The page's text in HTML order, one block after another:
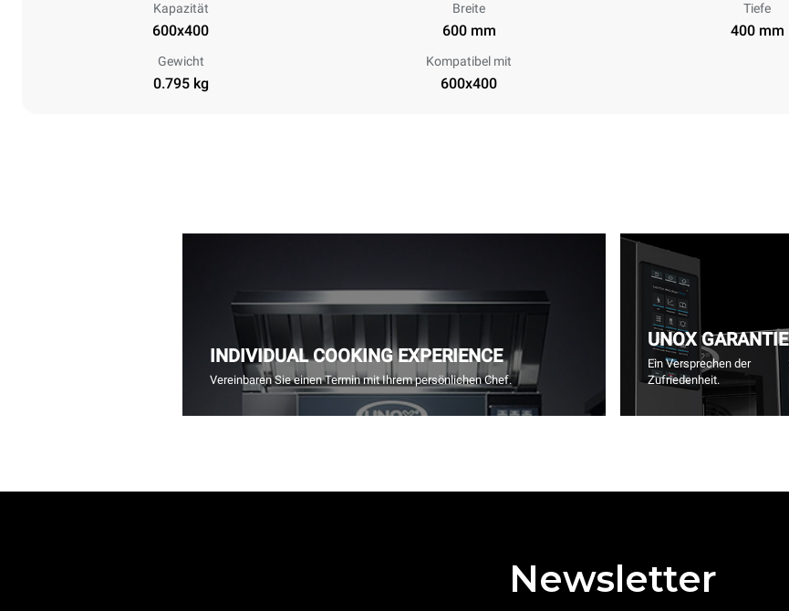
Kapazität
600x400
Breite
600 mm
Tiefe
400 mm
Gewicht
0.795 kg
Kompatibel mit
600x400
INDIVIDUAL COOKING EXPERIENCE
Vereinbaren Sie einen Termin mit Ihrem persönlichen Chef.
UNOX GARANTIE
Ein Versprechen der
Zufriedenheit.
Newsletter